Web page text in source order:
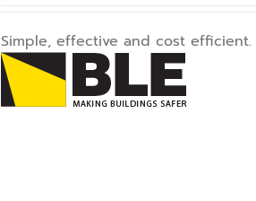
Simple, effective and cost